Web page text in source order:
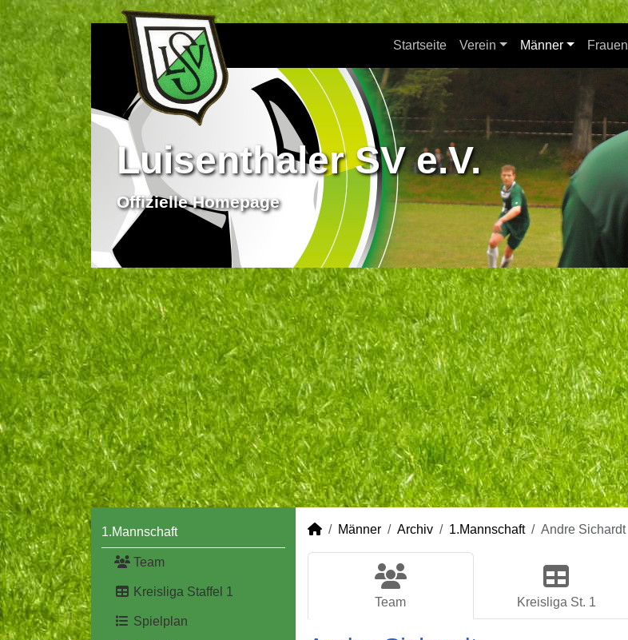
Startseite Verein Männer Frauen
Luisenthaler SV e.V.
Offizielle Homepage
1.Mannschaft
Team
Kreisliga Staffel 1
Spielplan
Männer Archiv 1.Mannschaft Andre Sichardt
Team Kreisliga St. 1